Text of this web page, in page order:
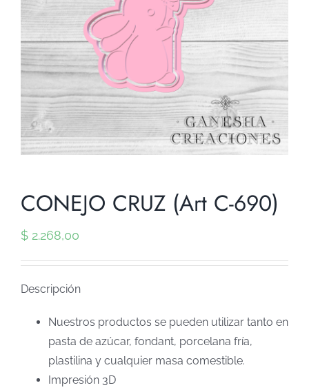
CONEJO CRUZ (Art C-690)
$ 2.268,00
Descripción
Nuestros productos se pueden utilizar tanto en
pasta de azúcar, fondant, porcelana fría,
plastilina y cualquier masa comestible.
Impresión 3D